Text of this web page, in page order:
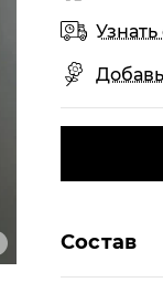
Состав